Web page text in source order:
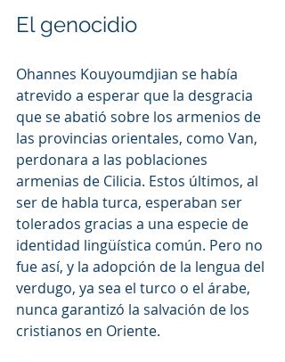
El genocidio
Ohannes Kouyoumdjian se había
atrevido a esperar que la desgracia
que se abatió sobre los armenios de
las provincias orientales, como Van,
perdonara a las poblaciones
armenias de Cilicia. Estos últimos, al
ser de habla turca, esperaban ser
tolerados gracias a una especie de
identidad lingüística común. Pero no
fue así, y la adopción de la lengua del
verdugo, ya sea el turco o el árabe,
nunca garantizó la salvación de los
cristianos en Oriente.